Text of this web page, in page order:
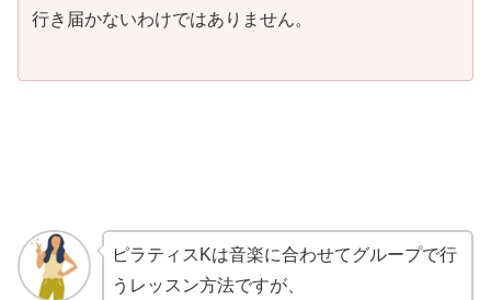
行き届かないわけではありません。
ピラティスKは音楽に合わせてグループで行
うレッスン方法ですが、